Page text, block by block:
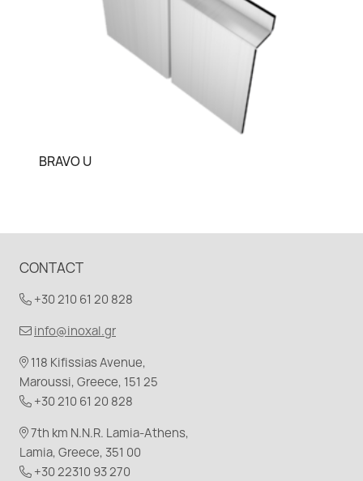
BRAVO U
CONTACT
+30 210 61 20 828
info@inoxal.gr
118 Kifissias Avenue,
Maroussi, Greece, 151 25
+30 210 61 20 828
7th km N.N.R. Lamia-Athens,
Lamia, Greece, 351 00
+30 22310 93 270